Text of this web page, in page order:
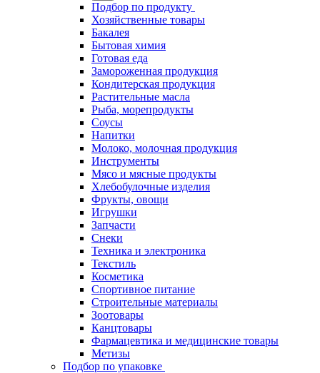
Подбор по продукту
Хозяйственные товары
Бакалея
Бытовая химия
Готовая еда
Замороженная продукция
Кондитерская продукция
Растительные масла
Рыба, морепродукты
Соусы
Напитки
Молоко, молочная продукция
Инструменты
Мясо и мясные продукты
Хлебобулочные изделия
Фрукты, овощи
Игрушки
Запчасти
Снеки
Техника и электроника
Текстиль
Косметика
Спортивное питание
Строительные материалы
Зоотовары
Канцтовары
Фармацевтика и медицинские товары
Метизы
Подбор по упаковке